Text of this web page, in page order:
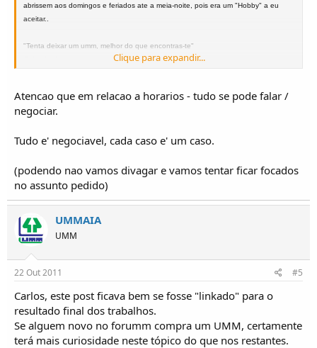
abrissem aos domingos e feriados ate a meia-noite, pois era um "Hobby" a eu
aceitar..
"Tenta deixar um umm, melhor do que encontras-te"
Clique para expandir...
Atencao que em relacao a horarios - tudo se pode falar /
negociar.
Tudo e' negociavel, cada caso e' um caso.
(podendo nao vamos divagar e vamos tentar ficar focados
no assunto pedido)
UMMAIA
UMM
22 Out 2011 #5
Carlos, este post ficava bem se fosse "linkado" para o
resultado final dos trabalhos.
Se alguem novo no forumm compra um UMM, certamente
terá mais curiosidade neste tópico do que nos restantes.